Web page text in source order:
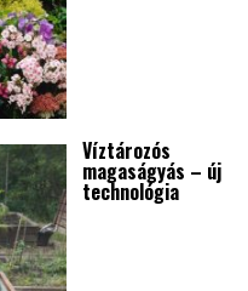
Víztározós
magaságyás – új
technológia